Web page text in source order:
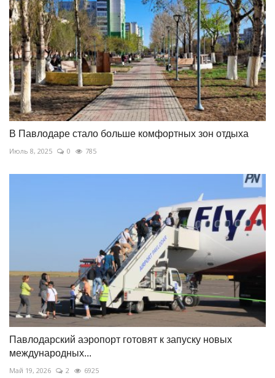
В Павлодаре стало больше комфортных зон отдыха
Июль 8, 2025 0 785
Павлодарский аэропорт готовят к запуску новых
международных...
Май 19, 2026 2 6925